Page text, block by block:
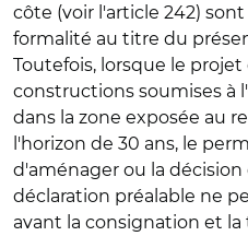
côte (voir l'article 242)
formalité au titre du
Toutefois, lorsque le
constructions soumises à
dans la zone exposée au
l'horizon de 30 ans, le
d'aménager ou la
déclaration préalable ne
avant la consignation et